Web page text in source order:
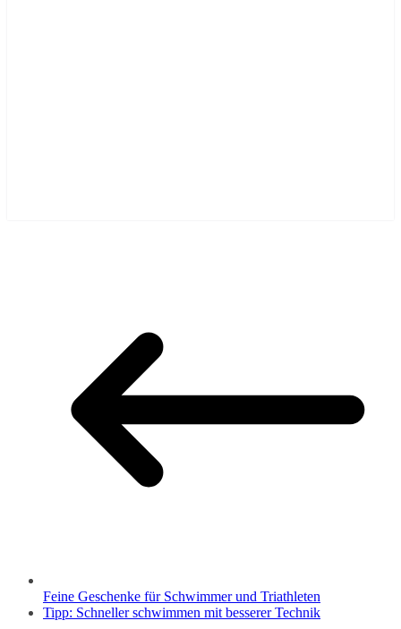
Feine Geschenke für Schwimmer und Triathleten
Tipp: Schneller schwimmen mit besserer Technik